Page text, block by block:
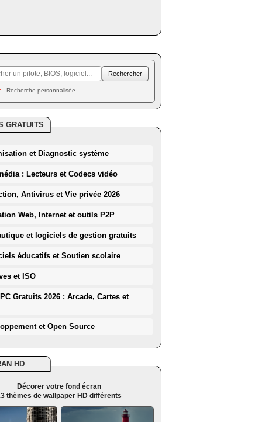
Recherche personnalisée
GRATUITS
et Diagnostic système
: Lecteurs et Codecs vidéo
Antivirus et Vie privée 2026
Web, Internet et outils P2P
et logiciels de gestion gratuits
éducatifs et Soutien scolaire
et ISO
Gratuits 2026 : Arcade, Cartes et
et Open Source
HD
Décorer votre fond écran
thèmes de wallpaper HD différents